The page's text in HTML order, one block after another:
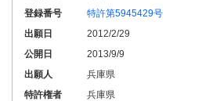
登録番号
特許第5945429号
出願日
2012/2/29
公開日
2013/9/9
出願人
兵庫県
特許権者
兵庫県